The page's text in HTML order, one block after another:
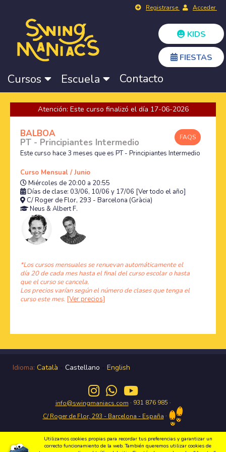
Registrarse Acceder
KIDS
FIESTAS
Cursos Escuela Contacto
Atención: Este curso finalizó el día 17-06-2026
FAQS
BALBOA
PT - Principiantes Intermedio
Este curso hace 3 meses que es PT - Principiantes Intermedio
Curso Mensual / Junio
Miércoles de 20:00 a 20:55
Días de clase: 03/06, 10/06 y 17/06 [Ver todo el año]
C/ Roger de Flor, 293 - Barcelona (Gràcia)
Neus & Albert F.
*Los cursos mensuales se renuevan automáticamente el
día 20 de cada mes hasta el final del curso escolar o hasta
que el curso se cancela.
Los precios varían según el número de clases que tenga el
curso este mes. [Ver precios]
Idioma: Català - Castellano - English
info@swingmaniacs.com · 931 876 985 ·
C/ Roger de Flor, 293 - Barcelona - España ·
Utilizamos cookies propias para recordar tus preferencias y garantizar un
correcto funcionamiento de la web. También queremos utilizar cookies de